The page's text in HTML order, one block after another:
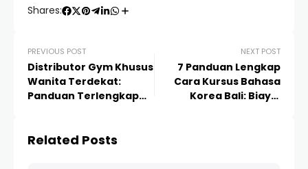
Shares:
PREVIOUS POST
Distributor Gym Khusus
Wanita Terdekat:
Panduan Terlengkap
NEXT POST
7 Panduan Lengkap
Cara Kursus Bahasa
Korea Bali: Biaya,
Related Posts